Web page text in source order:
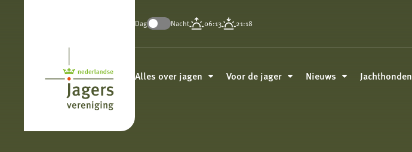
Nederlandse
Jagersvereniging
Dag Nacht 06:13 21:18
Alles over jagen Voor de jager Nieuws Jachthonden